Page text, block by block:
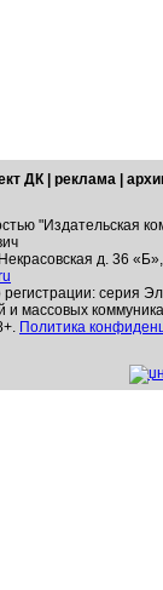
ДК реклама
"Издательская
д. 36
серия
и массовых
Политика